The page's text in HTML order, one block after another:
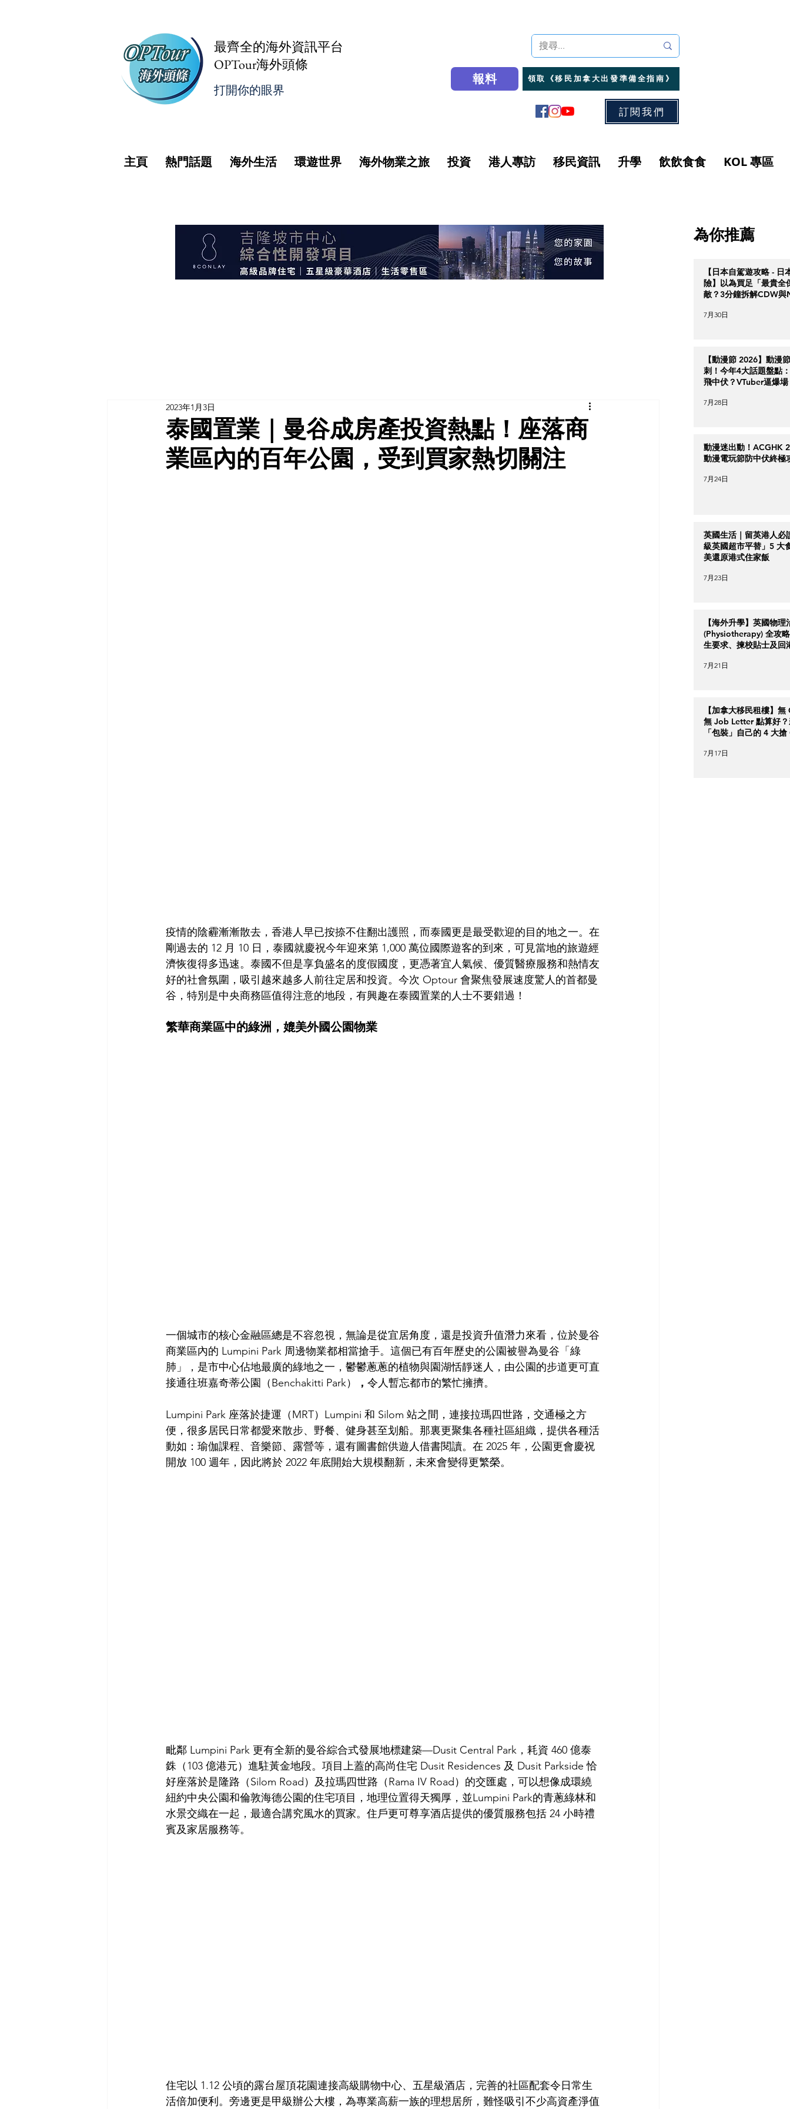
最齊全的海外資訊平台
OPTour海外頭條
打開你的眼界
報料 領取《移民加拿大出發準備全指南》
訂閱我們
主頁 熱門話題 海外生活 環遊世界 海外物業之旅 投資 港人專訪 移民資訊 升學 飲飲食食 KOL 專區
泰國置業｜曼谷成房產投資熱點！座落商
業區內的百年公園，受到買家熱切關注
2023年1月3日
疫情的陰霾漸漸散去，香港人早已按捺不住翻出護照，而泰國更是最受歡迎的目的地之一。在
剛過去的 12 月 10 日，泰國就慶祝今年迎來第 1,000 萬位國際遊客的到來，可見當地的旅遊經
濟恢復得多迅速。泰國不但是享負盛名的度假國度，更憑著宜人氣候、優質醫療服務和熱情友
好的社會氛圍，吸引越來越多人前往定居和投資。今次 Optour 會聚焦發展速度驚人的首都曼
谷，特別是中央商務區值得注意的地段，有興趣在泰國置業的人士不要錯過！
繁華商業區中的綠洲，媲美外國公園物業
一個城市的核心金融區總是不容忽視，無論是從宜居角度，還是投資升值潛力來看，位於曼谷
商業區內的 Lumpini Park 周邊物業都相當搶手。這個已有百年歷史的公園被譽為曼谷「綠
肺」， 是市中心佔地最廣的綠地之一，鬱鬱蔥蔥的植物與園湖恬靜迷人，由公園的步道更可直
接通往班嘉奇蒂公園（Benchakitti Park）
， 令人暫忘都市的繁忙擁擠。
Lumpini Park 座落於捷運（MRT）Lumpini 和 Silom 站之間，連接拉瑪四世路， 交通極之方
便，很多居民日常都愛來散步、野餐、健身甚至划船。那裏更聚集各種社區組織，提供各種活
動如：瑜伽課程、音樂節、露營等，還有圖書館供遊人借書閱讀。在 2025 年，公園更會慶祝
開放 100 週年，因此將於 2022 年底開始大規模翻新，未來會變得更繁榮。
毗鄰 Lumpini Park 更有全新的曼谷綜合式發展地標建築—Dusit Central Park，耗資 460 億泰
銖（103 億港元）進駐黃金地段。項目上蓋的高尚住宅 Dusit Residences 及 Dusit Parkside 恰
好座落於是隆路（Silom Road）及拉瑪四世路（Rama IV Road）的交匯處，可以想像成環繞
紐約中央公園和倫敦海德公園的住宅項目，地理位置得天獨厚，並Lumpini Park的青蔥綠林和
水景交織在一起，最適合講究風水的買家。住戶更可尊享酒店提供的優質服務包括 24 小時禮
賓及家居服務等。
住宅以 1.12 公頃的露台屋頂花園連接高級購物中心、五星級酒店，完善的社區配套令日常生
活倍加便利。旁邊更是甲級辦公大樓，為專業高薪一族的理想居所，難怪吸引不少高資產淨值
為你推薦
【日本自駕遊攻略 - 日
險】以為買足「最貴全
敵？3分鐘拆解CDW與
7月30日
【動漫節 2026】動漫
刺！今年4大話題盤點
飛中伏？VTuber逼爆場
7月28日
動漫迷出動！ACGHK
動漫電玩節防中伏終極
7月24日
英國生活｜留英港人必
級英國超市平替」5 大
美還原港式住家飯
7月23日
【海外升學】英國物理
(Physiotherapy) 全攻
生要求、揀校貼士及回
7月21日
【加拿大移民租樓】
無 Job Letter 點算好
「包裝」自己的 4 大
7月17日